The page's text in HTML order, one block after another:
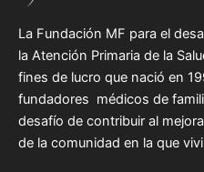
La Fundación MF para el
la Atención Primaria de la
fines de lucro que nació en
fundadores médicos de
desafío de contribuir al
de la comunidad en la que